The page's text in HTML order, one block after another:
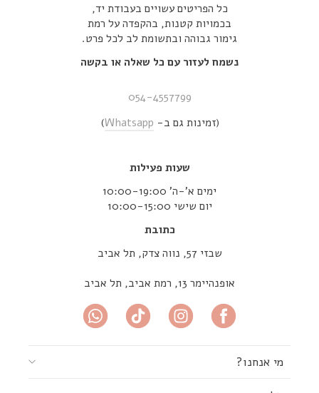
כל הפריטים עשויים בעבודת יד,
בכמויות קטנות, בהקפדה על רמת
גימור גבוהה ובתשומת לב לכל פרט.
נשמח לעזור עם כל שאלה או בקשה
054-4557799
(זמינות גם ב- Whatsapp
)
שעות פעילות
ימים א’-ה’ 10:00-19:00
יום שישי 10:00-15:00
כתובת
שבזי 57, נווה צדק, תל אביב
אופנהיימר 13, רמת אביב, תל אביב
מי אנחנו?